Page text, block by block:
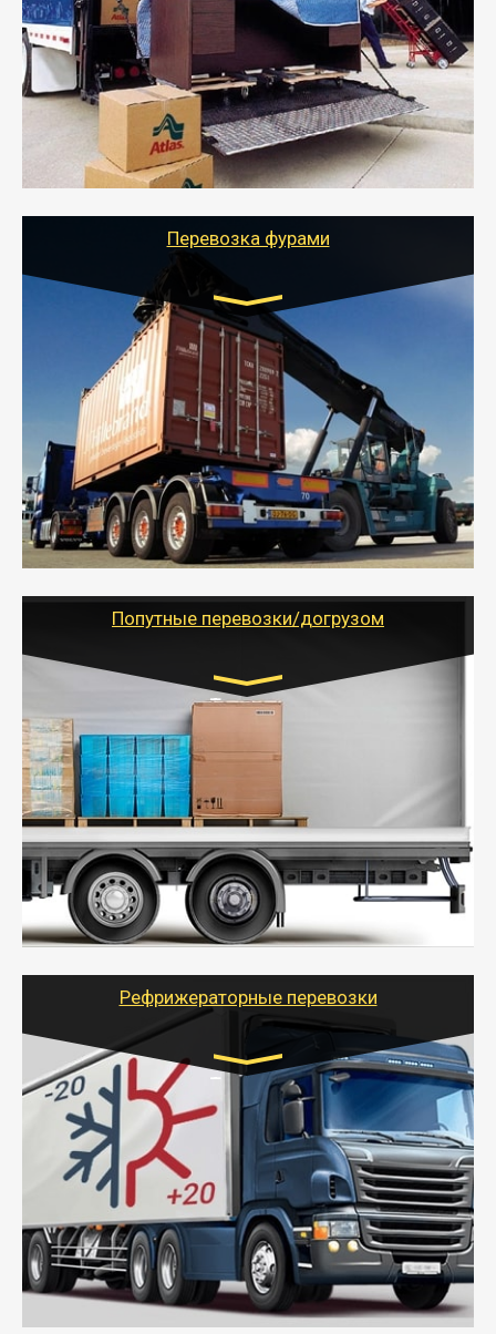
- Служебный или военный переезд может быть на
отдельном авто или догрузом (по меньшей
стоимости).
- Тайгер Логистик подберет автотранспорт, быстро и
качественно организует переезд к новому месту
службы или работы с гарантией сохранности груза и
оформлением документов, подтверждающих
Перевозка фурами
Транспорт:
Еврофура Тент от 5 до 10 тонн
грузоподъемность
от 10 000 руб. Возможен догруз
- Доставка фурой до 20 т возможна для больших
объемов грузов, упакованных в коробки, мешки,
паллеты и россыпью в самые отдаленные места
России с гарантией полной сохранности.
- Тайгер Логистик предоставляет услуги по
грузоперевозкам для физических и юридических лиц
Попутные перевозки/догрузом
Транспорт:
Газель (1,5 и 3 тонны), Бычок, Еврофура от 5 до
10 тонн
от 5000 руб. Возможен догруз
- Экономный способ доставить вещи от 200 кг в
другой город - догрузом или попутно. Попутные
грузоперевозки для физлиц, ИП и юрлиц обходятся
дешевле.
- Тайгер Логистик организует доставку
крупногабаритных и личных вещей по нужному
для погрузочно-разгрузочных работ при перевозке.
Рефрижераторные перевозки
Транспорт:
Газель (1,5 и 3 тонны), Бычок, Еврофура от 5 до
10 тонн
от 6000 руб.
- Рефрижераторные перевозки грузов с
соблюдением температурного режима, работающим
термописцем, санитарной обработкой кузова и мед.
книжкой у водителя.
- Тайгер Логистик поможет быстро перевезти
скоропортящиеся продукты в любой город России с